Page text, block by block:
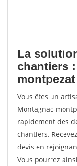
La
chantiers
montpezat
Vous êtes un
Montagnac-
rapidement des
chantiers.
devis en
Vous pourrez